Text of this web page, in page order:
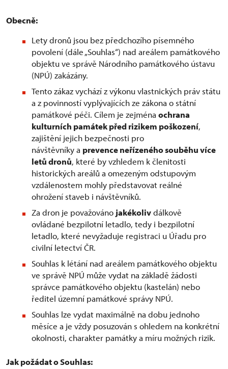
Obecně:
Lety dronů jsou bez předchozího písemného
povolení (dále „Souhlas“) nad areálem památkového
objektu ve správě Národního památkového ústavu
(NPÚ) zakázány.
Tento zákaz vychází z výkonu vlastnických práv státu
a z povinností vyplývajících ze zákona o státní
památkové péči. Cílem je zejména ochrana
kulturních památek před rizikem poškození,
zajištění jejich bezpečnosti pro
návštěvníky a prevence neřízeného souběhu více
letů dronů, které by vzhledem k členitosti
historických areálů a omezeným odstupovým
vzdálenostem mohly představovat reálné
ohrožení staveb i návštěvníků.
Za dron je považováno jakékolivdálkově
ovládané bezpilotní letadlo, tedy i bezpilotní
letadlo, které nevyžaduje registraci u Úřadu pro
civilní letectví ČR.
Souhlas k létání nad areálem památkového objektu
ve správě NPÚ může vydat na základě žádosti
správce památkového objektu (kastelán) nebo
ředitel územní památkové správy NPÚ.
Souhlas lze vydat maximálně na dobu jednoho
měsíce a je vždy posuzován s ohledem na konkrétní
okolnosti, charakter památky a míru možných rizik.
Jak požádat o Souhlas: